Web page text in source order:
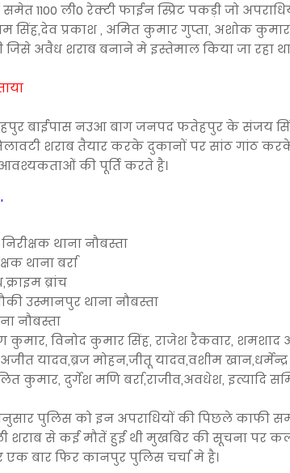
समेत 1100 ली0 रेक्टी फाईन स्प्रिट पकड़ी जो
सिंह,देव प्रकाश , अमित कुमार गुप्ता, अशोक कुमार
अवैध शराब बनाने मे इस्तेमाल किया जा रहा था
बाईपास नउआ बाग जनपद फतेहपुर के संजय सिंह
शराब तैयार करके दुकानों पर सांठ गांठ
की पूर्ति करते है।
थाना नौबस्ता
थाना बर्रा
ब्रांच
उस्मानपुर थाना नौबस्ता
नौबस्ता
कुमार, विनोद कुमार सिंह, राजेश रैकवार, शमशाद
यादव,ब्रज मोहन,जीतू यादव,वशीम
कुमार, दुर्गेश मणि बर्रा,राजीव,अवधेश, इत्यादि
पुलिस को इन अपराधियों की पिछले काफी
शराब से कई मौतें हुई थी मुखबिर की सूचना पर कल
बार फिर कानपुर पुलिस चर्चा मे है।